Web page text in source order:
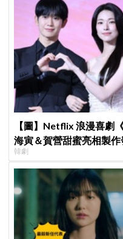
【圖】Netflix 浪漫喜劇
海寅＆賀營甜蜜亮相製
待
韓劇